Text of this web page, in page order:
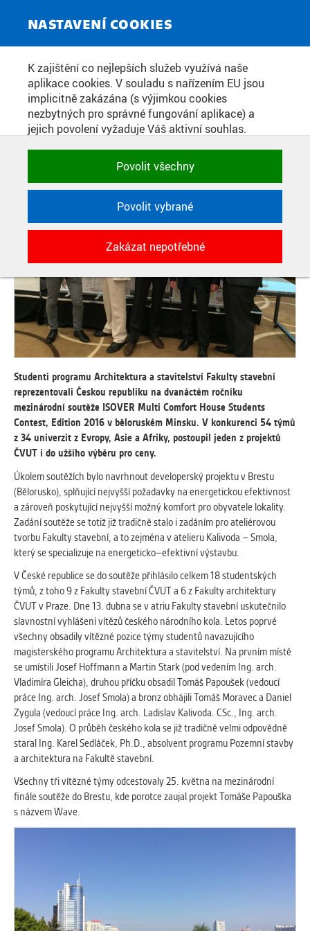
NASTAVENÍ COOKIES
K zajištění co nejlepších služeb využívá naše
aplikace cookies. V souladu s nařízením EU jsou
implicitně zakázána (s výjimkou cookies
nezbytných pro správné fungování aplikace) a
jejich povolení vyžaduje Váš aktivní souhlas.
zakázat, případně vybrat a povolit cookies podle
kategorie. Svoje rozhodnutí můžete samozřejmě
kdykoli změnit.
POTŘEBNÉ
Technické cookies využívané aplikacemi
ČVUT pro uchování jejich nastavení,
vlastností a identifikátorů relace. Jsou
nezbytné pro správné fungování a jsou
vždy aktivní.
ANALYTICKÉ
Slouží pro získávání anonymizovaných
statistických údajů, které nám pomáhají
vylepšovat naše aplikace. Zpravidla jde o
cookies systémů třetích stran, které k
těmto účelům využíváme.
MARKETINGOVÉ
Využívané za účelem zobrazení
správných nabídek a cílení obsahu podle
Vašich preferencí. Zpravidla jde o
cookies systémů třetích stran, které nám
s analýzou uživatelského chování
pomáhají.
OSTATNÍ
Cookies, které aplikace nedokáže zařadit.
Naším cílem je, aby tato kategorie
zůstala prázdná a všechny cookies byly
přiřazeny do některé z kategorií
uvedených výše.
Povolit všechny
Povolit vybrané
Zakázat nepotřebné
ZPRAVODAJSKÝ SERVIS
MLADÍ ARCHITEKTI SE
PŘEDSTAVILI V BĚLORUSKU
Datum zveřejnění:1. 6. 2016
Studenti programu Architektura a stavitelství Fakulty stavební
reprezentovali Českou republiku na dvanáctém ročníku
mezinárodní soutěže ISOVER Multi Comfort House Students
Contest, Edition 2016 v běloruském Minsku. V konkurenci 54 týmů
z 34 univerzit z Evropy, Asie a Afriky, postoupil jeden z projektů
ČVUT i do užšího výběru pro ceny.
Úkolem soutěžích bylo navrhnout developerský projektu v Brestu
(Bělorusko), splňující nejvyšší požadavky na energetickou efektivnost
a zároveň poskytující nejvyšší možný komfort pro obyvatele lokality.
Zadání soutěže se totiž již tradičně stalo i zadáním pro ateliérovou
tvorbu Fakulty stavební, a to zejména v atelieru Kalivoda – Smola,
který se specializuje na energeticko–efektivní výstavbu.
V České republice se do soutěže přihlásilo celkem 18 studentských
týmů, z toho 9 z Fakulty stavební ČVUT a 6 z Fakulty architektury
ČVUT v Praze. Dne 13. dubna se v atriu Fakulty stavební uskutečnilo
slavnostní vyhlášení vítězů českého národního kola. Letos poprvé
všechny obsadily vítězné pozice týmy studentů navazujícího
magisterského programu Architektura a stavitelství. Na prvním místě
se umístili Josef Hoffmann a Martin Stark (pod vedením Ing. arch.
Vladimíra Gleicha), druhou příčku obsadil Tomáš Papoušek (vedoucí
práce Ing. arch. Josef Smola) a bronz obhájili Tomáš Moravec a Daniel
Zygula (vedoucí práce Ing. arch. Ladislav Kalivoda. CSc., Ing. arch.
Josef Smola). O průběh českého kola se již tradičně velmi odpovědně
staral Ing. Karel Sedláček, Ph.D., absolvent programu Pozemní stavby
a architektura na Fakultě stavební.
Všechny tři vítězné týmy odcestovaly 25. května na mezinárodní
finále soutěže do Brestu, kde porotce zaujal projekt Tomáše Papouška
s názvem Wave.